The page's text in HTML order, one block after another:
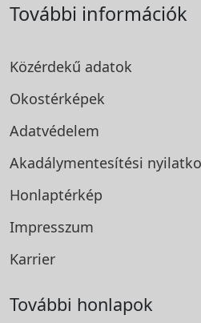
További információk
Közérdekű adatok
Okostérképek
Adatvédelem
Akadálymentesítési
Honlaptérkép
Impresszum
Karrier
További honlapok